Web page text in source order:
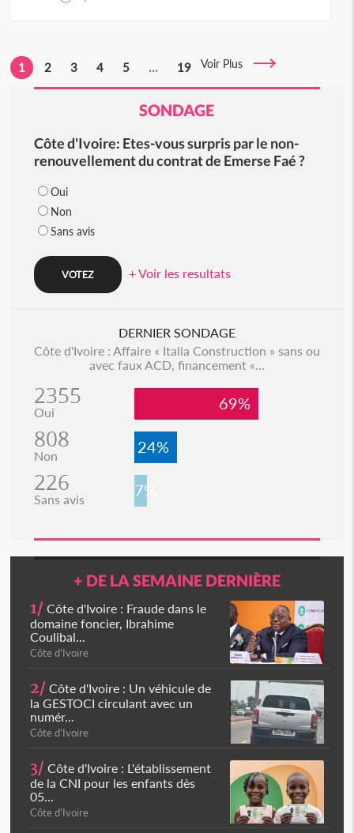
1 2 3 4 5 ... 19 Voir Plus
SONDAGE
Côte d'Ivoire: Etes-vous surpris par le non-
renouvellement du contrat de Emerse Faé ?
Oui
Non
Sans avis
+ Voir les resultats
DERNIER SONDAGE
Côte d'Ivoire : Affaire « Italia Construction » sans ou
avec faux ACD, financement «...
2355
Oui 69%
808
Non 24%
226
Sans avis 7%
+ DE LA SEMAINE DERNIÈRE
1/ Côte d'Ivoire : Fraude dans le
domaine foncier, Ibrahime
Coulibal...
Côte d'Ivoire
2/ Côte d'Ivoire : Un véhicule de
la GESTOCI circulant avec un
numér...
Côte d'Ivoire
3/ Côte d'Ivoire : L'établissement
de la CNI pour les enfants dès
05...
Côte d'Ivoire